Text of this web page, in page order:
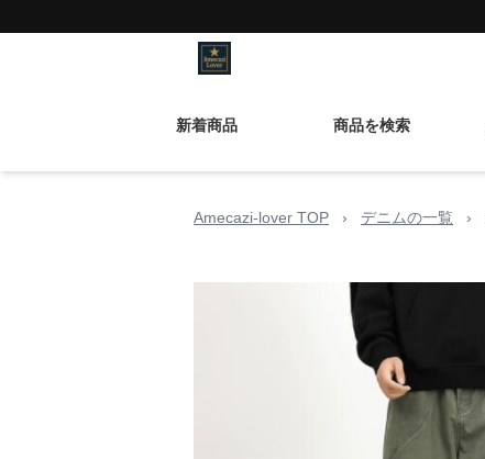
新着商品 商品を検索
Amecazi-lover TOP › デニムの一覧 ›